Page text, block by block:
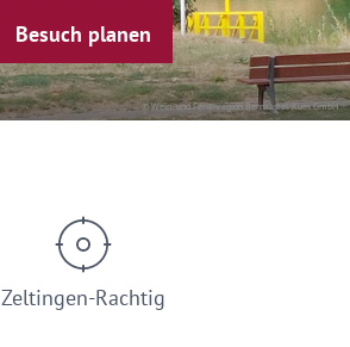
© Wein- und Ferienregion Bernkastel-Kues GmbH
Besuch planen
Zeltingen-Rachtig